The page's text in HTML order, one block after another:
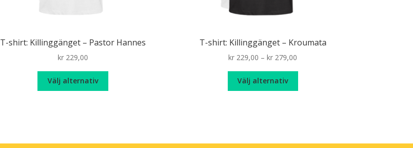
T-shirt: Killinggänget – Pastor Hannes
kr229,00
Välj alternativ
De
T-shirt: Killinggänget – Kroumata
kr 229,00 – kr 279,00
through
Välj alternativ
De